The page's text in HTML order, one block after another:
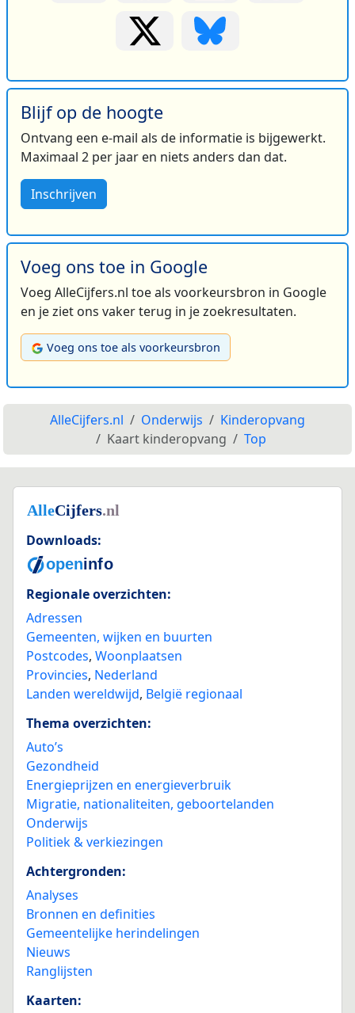
Blijf op de hoogte
Ontvang een e-mail als de informatie is bijgewerkt.
Maximaal 2 per jaar en niets anders dan dat.
Inschrijven
Voeg ons toe in Google
Voeg AlleCijfers.nl toe als voorkeursbron in Google
en je ziet ons vaker terug in je zoekresultaten.
Voeg ons toe als voorkeursbron
AlleCijfers.nl Onderwijs
Kinderopvang
Kaart kinderopvang
Top
Downloads:
Regionale overzichten:
Adressen
Gemeenten, wijken en buurten
Postcodes, Woonplaatsen
Provincies, Nederland
Landen wereldwijd, België regionaal
Thema overzichten:
Auto’s
Gezondheid
Energieprijzen en energieverbruik
Migratie, nationaliteiten, geboortelanden
Onderwijs
Politiek & verkiezingen
Achtergronden:
Analyses
Bronnen en definities
Gemeentelijke herindelingen
Nieuws
Ranglijsten
Kaarten: